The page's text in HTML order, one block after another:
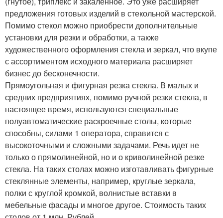
предложения готовых изделий в стекольной мастерской.
Помимо стекол можно приобрести дополнительные
установки для резки и обработки, а также
художественного оформления стекла и зеркал, что вкупе
с ассортиментом исходного материала расширяет
бизнес до бесконечности.
Прямоугольная и фигурная резка стекла. В малых и
средних предприятиях, помимо ручной резки стекла, в
настоящее время, используются специальные
полуавтоматические раскроечные столы, которые
способны, силами 1 оператора, справится с
высокоточными и сложными задачами. Речь идет не
только о прямолинейной, но и о криволинейной резке
стекла. На таких столах можно изготавливать фигурные
стеклянные элементы, например, круглые зеркала,
полки с круглой кромкой, волнистые вставки в
мебельные фасады и многое другое. Стоимость таких